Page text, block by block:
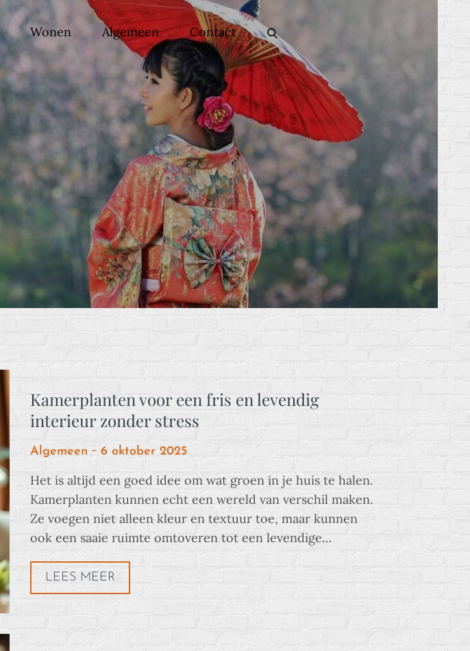
Wonen Algemeen Contact
Kamerplanten voor een fris en levendig
interieur zonder stress
Algemeen
Posted
6 oktober 2025
Het is altijd een goed idee om wat groen in je huis te halen.
Kamerplanten kunnen echt een wereld van verschil maken.
Ze voegen niet alleen kleur en textuur toe, maar kunnen
ook een saaie ruimte omtoveren tot een levendige…
LEES MEER